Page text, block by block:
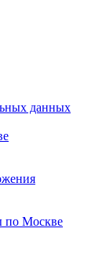
данных
по Москве